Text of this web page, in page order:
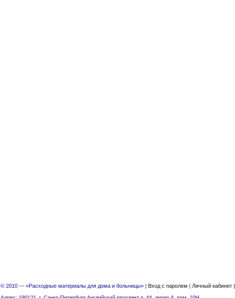
© 2010 — «Расходные материалы для дома и больницы» | Вход с паролем | Личный кабинет |